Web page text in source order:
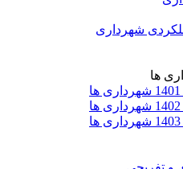
شهرداری
ها